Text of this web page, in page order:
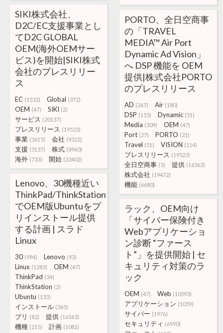
SIKI株式会社、
D2C/EC支援事業とし
てD2C GLOBAL
OEM(海外OEMサー
ビス)を開始|SIKI株式
会社のプレスリリー
ス
EC (1532) Global (372)
OEM (47) SIKI (2)
サービス (20137)
プレスリリース (19523)
事業 (3615) 会社 (9322)
支援 (5137) 株式 (8960)
海外 (733) 開始 (22402)
PORTO、全日空商事
の「TRAVEL
MEDIA™ Air Port
Dynamic Ad Vision」
へ DSP 機能を OEM
提供|株式会社PORTO
のプレスリリース
AD (267) Air (180)
DSP (155) Dynamic (51)
Media (309) OEM (47)
Port (27) PORTO (21)
Travel (51) VISION (114)
プレスリリース (19523)
全日空商事 (5) 提供 (16563)
株式会社 (19472)
機能 (6680)
Lenovo、30機種近い
ThinkPad/ThinkStation
でOEM版Ubuntuをプ
リインストール提供
する計画 | スラド
Linux
30 (994) Lenovo (93)
Linux (1283) OEM (47)
ThinkPad (34)
ThinkStation (2)
Ubuntu (133)
インストール (365)
プリ (82) 提供 (16563)
機種 (215) 計画 (1082)
ラック、OEM向け
「サイバー保険付き
Webアプリケーショ
ン診断 “ファース
ト”」を提供開始 | セ
キュリティ対策のラ
ック
OEM (47) Web (10593)
アプリケーション (1059)
サイバー (1976)
セキュリティ (6990)